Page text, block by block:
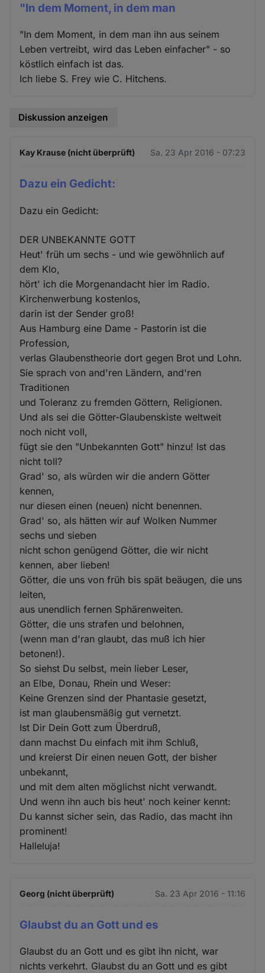
"In dem Moment, in dem man
"In dem Moment, in dem man ihn aus seinem
Leben vertreibt, wird das Leben einfacher" - so
köstlich einfach ist das.
Ich liebe S. Frey wie C. Hitchens.
Diskussion anzeigen
Kay Krause (nicht überprüft) Sa. 23 Apr 2016 - 07:23
Dazu ein Gedicht:
Dazu ein Gedicht:
DER UNBEKANNTE GOTT
Heut' früh um sechs - und wie gewöhnlich auf
dem Klo,
hört' ich die Morgenandacht hier im Radio.
Kirchenwerbung kostenlos,
darin ist der Sender groß!
Aus Hamburg eine Dame - Pastorin ist die
Profession,
verlas Glaubenstheorie dort gegen Brot und Lohn.
Sie sprach von and'ren Ländern, and'ren
Traditionen
und Toleranz zu fremden Göttern, Religionen.
Und als sei die Götter-Glaubenskiste weltweit
noch nicht voll,
fügt sie den "Unbekannten Gott" hinzu! Ist das
nicht toll?
Grad' so, als würden wir die andern Götter
kennen,
nur diesen einen (neuen) nicht benennen.
Grad' so, als hätten wir auf Wolken Nummer
sechs und sieben
nicht schon genügend Götter, die wir nicht
kennen, aber lieben!
Götter, die uns von früh bis spät beäugen, die uns
leiten,
aus unendlich fernen Sphärenweiten.
Götter, die uns strafen und belohnen,
(wenn man d'ran glaubt, das muß ich hier
betonen!).
So siehst Du selbst, mein lieber Leser,
an Elbe, Donau, Rhein und Weser:
Keine Grenzen sind der Phantasie gesetzt,
ist man glaubensmäßig gut vernetzt.
Ist Dir Dein Gott zum Überdruß,
dann machst Du einfach mit ihm Schluß,
und kreierst Dir einen neuen Gott, der bisher
unbekannt,
und mit dem alten möglichst nicht verwandt.
Und wenn ihn auch bis heut' noch keiner kennt:
Du kannst sicher sein, das Radio, das macht ihn
prominent!
Halleluja!
Georg (nicht überprüft) Sa. 23 Apr 2016 - 11:16
Glaubst du an Gott und es
Glaubst du an Gott und es gibt ihn nicht, war
nichts verkehrt. Glaubst du an Gott und es gibt